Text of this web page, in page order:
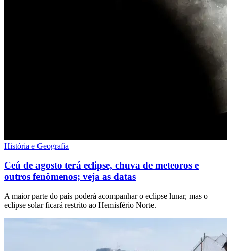
História e Geografia
Ceú de agosto terá eclipse, chuva de meteoros e
outros fenômenos; veja as datas
A maior parte do país poderá acompanhar o eclipse lunar, mas o
eclipse solar ficará restrito ao Hemisfério Norte.